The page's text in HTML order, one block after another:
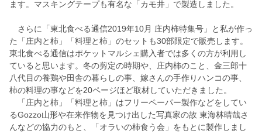
ます。マスキングテープも有名な「カモ井」で製造しました。
さらに「東北食べる通信2019年10月 庄内柿特集号」と私が作っ
た「庄内と柿」「料理と柿」のセットも30部限定で販売します。
東北食べる通信はポケットマルシェ購入者では多くの方が利用し
ていると思います。冬の剪定の時期や、庄内柿のこと、金三郎十
八代目の養鶏や田舎の暮らしの事、嫁さんの手作りハンコの事、
柿の料理の事などを20ページほど取材していただきました。
「庄内と柿」「料理と柿」はフリーペーパー製作などをしてい
るGozzo山形や在来作物を見つけ出した写真家の故 東海林晴哉さ
んなどの協力のもと、「オラいの柿食う会」をもとに製作しまし